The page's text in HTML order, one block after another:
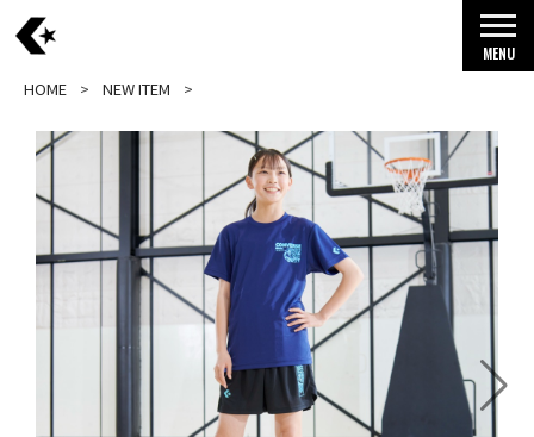
MENU
HOME NEW ITEM